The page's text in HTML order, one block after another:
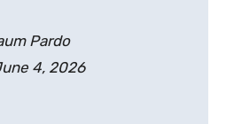
Pardo
4, 2026